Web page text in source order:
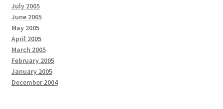
July 2005
June 2005
May 2005
April 2005
March 2005
February 2005
January 2005
December 2004